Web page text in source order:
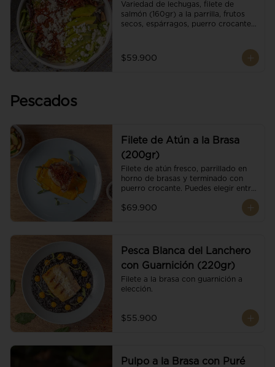
Variedad de lechugas, filete de
salmón (160gr) a la parrilla, frutos
secos, espárragos, puerro crocante,
$59.900
Pescados
Filete de Atún a la Brasa
(200gr)
Filete de atún fresco, parrillado en
horno de brasas y terminado con
puerro crocante. Puedes elegir entre
$69.900
Pesca Blanca del Lanchero
con Guarnición (220gr)
Filete a la brasa con guarnición a
elección.
$55.900
Pulpo a la Brasa con Puré